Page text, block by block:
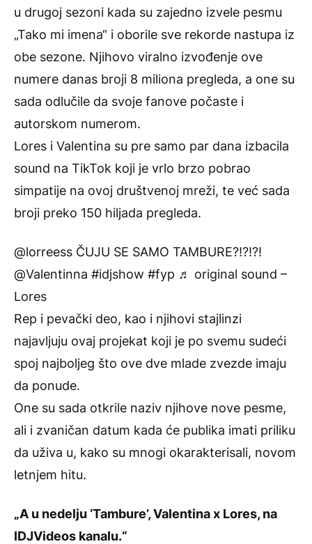
u drugoj sezoni kada su zajedno izvele pesmu
„Tako mi imena“ i oborile sve rekorde nastupa iz
obe sezone. Njihovo viralno izvođenje ove
numere danas broji 8 miliona pregleda, a one su
sada odlučile da svoje fanove počaste i
autorskom numerom.
Lores i Valentina su pre samo par dana izbacila
sound na TikTok koji je vrlo brzo pobrao
simpatije na ovoj društvenoj mreži, te već sada
broji preko 150 hiljada pregleda.
@lorreess ČUJU SE SAMO TAMBURE?!?!?!
@Valentinna #idjshow #fyp ♬ original sound –
Lores
Rep i pevački deo, kao i njihovi stajlinzi
najavljuju ovaj projekat koji je po svemu sudeći
spoj najboljeg što ove dve mlade zvezde imaju
da ponude.
One su sada otkrile naziv njihove nove pesme,
ali i zvaničan datum kada će publika imati priliku
da uživa u, kako su mnogi okarakterisali, novom
letnjem hitu.
„A u nedelju ‘Tambure’, Valentina x Lores, na
IDJVideos kanalu.“